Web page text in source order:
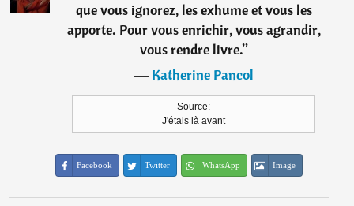
que vous ignorez, les exhume et vous les
apporte. Pour vous enrichir, vous agrandir,
vous rendre livre.”
―Katherine Pancol
Source:
J'étais là avant
Facebook Twitter WhatsApp Image